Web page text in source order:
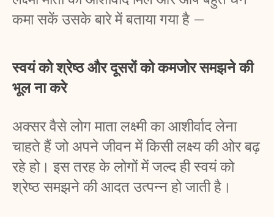
कमा सकें उसके बारे में बताया गया है –
स्वयं को श्रेष्ठ और दूसरों को कमजोर समझने की
भूल ना करे
अक्सर वैसे लोग माता लक्ष्मी का आशीर्वाद लेना
चाहते हैं जो अपने जीवन में किसी लक्ष्य की ओर बढ़
रहे हो। इस तरह के लोगों में जल्द ही स्वयं को
श्रेष्ठ समझने की आदत उत्पन्न हो जाती है।